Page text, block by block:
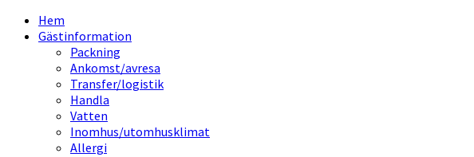
Hem
Gästinformation
Packning
Ankomst/avresa
Transfer/logistik
Handla
Vatten
Inomhus/utomhusklimat
Allergi